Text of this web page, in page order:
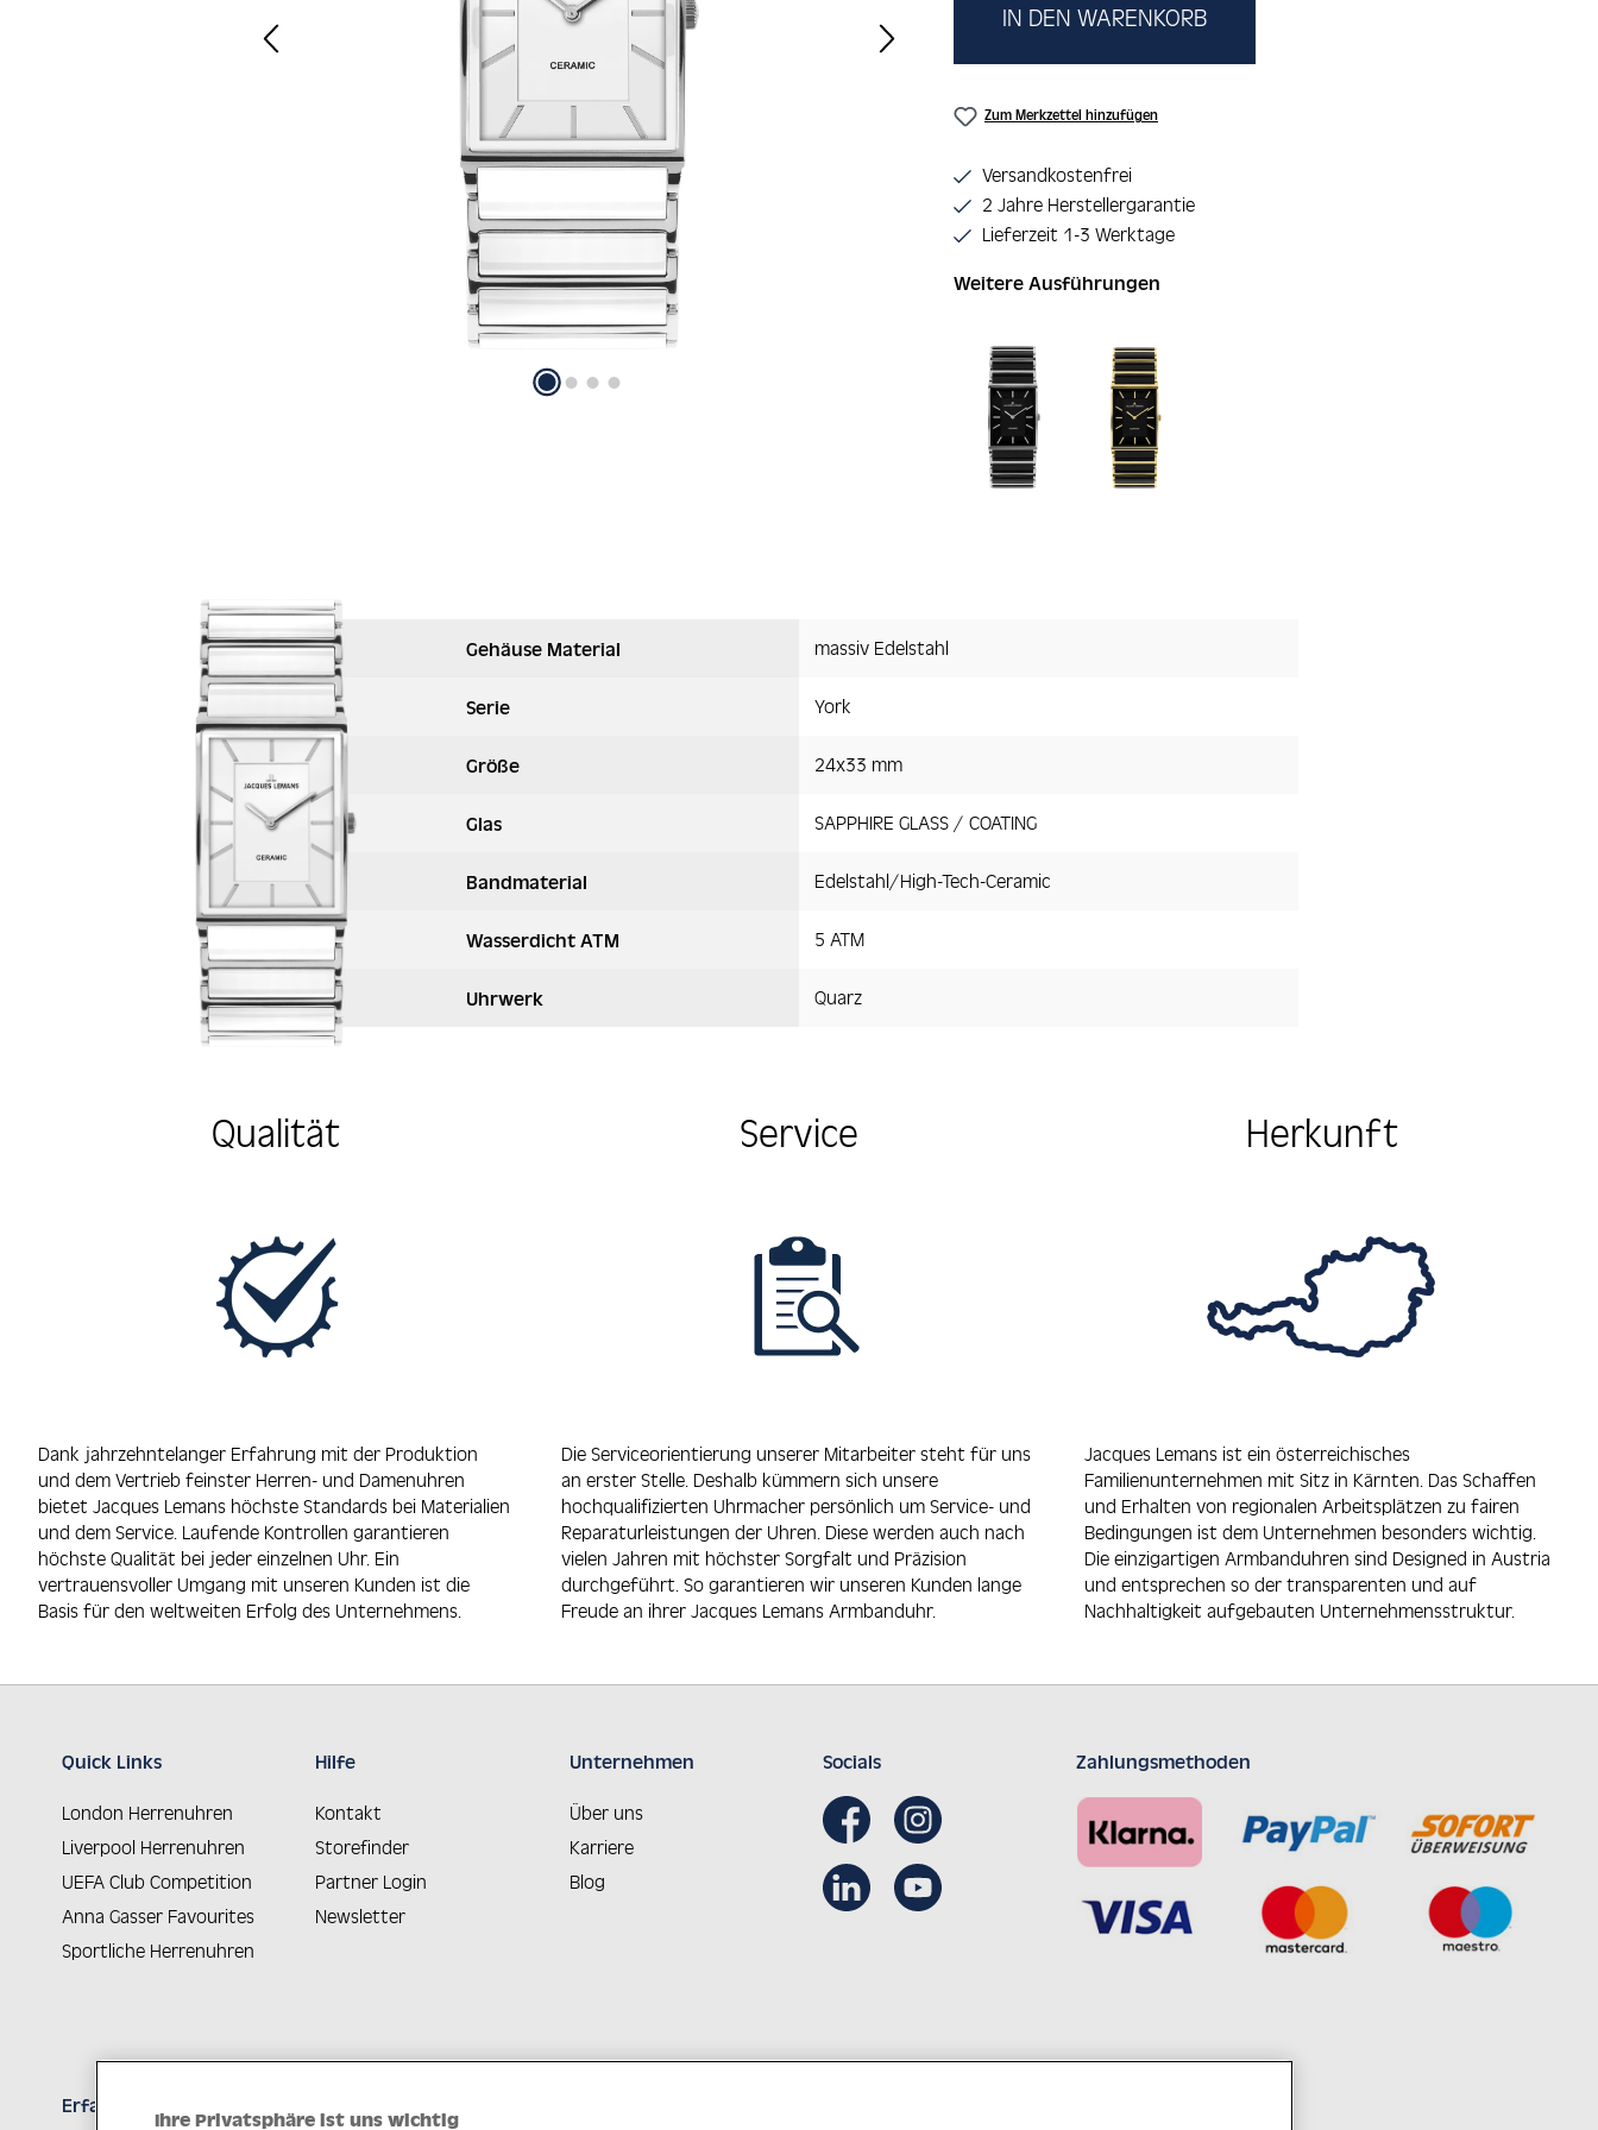
IN DEN WARENKORB
Zum Merkzettel hinzufügen
Versandkostenfrei
2 Jahre Herstellergarantie
Lieferzeit 1-3 Werktage
Weitere Ausführungen
Produktgalerie überspringen
Gehäuse Material massiv Edelstahl
Serie York
Größe 24x33 mm
Glas SAPPHIRE GLASS / COATING
Bandmaterial Edelstahl/High-Tech-Ceramic
Wasserdicht ATM 5 ATM
Uhrwerk Quarz
Qualität
Dank jahrzehntelanger Erfahrung mit der Produktion
und dem Vertrieb feinster Herren- und Damenuhren
bietet Jacques Lemans höchste Standards bei Materialien
und dem Service. Laufende Kontrollen garantieren
höchste Qualität bei jeder einzelnen Uhr. Ein
vertrauensvoller Umgang mit unseren Kunden ist die
Basis für den weltweiten Erfolg des Unternehmens.
Service
Die Serviceorientierung unserer Mitarbeiter steht für uns
an erster Stelle. Deshalb kümmern sich unsere
hochqualifizierten Uhrmacher persönlich um Service- und
Reparaturleistungen der Uhren. Diese werden auch nach
vielen Jahren mit höchster Sorgfalt und Präzision
durchgeführt. So garantieren wir unseren Kunden lange
Freude an ihrer Jacques Lemans Armbanduhr.
Herkunft
Jacques Lemans ist ein österreichisches
Familienunternehmen mit Sitz in Kärnten. Das Schaffen
und Erhalten von regionalen Arbeitsplätzen zu fairen
Bedingungen ist dem Unternehmen besonders wichtig.
Die einzigartigen Armbanduhren sind Designed in Austria
und entsprechen so der transparenten und auf
Nachhaltigkeit aufgebauten Unternehmensstruktur.
Quick Links
London Herrenuhren
Liverpool Herrenuhren
UEFA Club Competition
Anna Gasser Favourites
Sportliche Herrenuhren
Hilfe
Kontakt
Storefinder
Partner Login
Newsletter
Unternehmen
Über uns
Karriere
Blog
Socials Zahlungsmethoden
Erfahren Sie Neuheiten als Erstes
Ihre Privatsphäre ist uns wichtig